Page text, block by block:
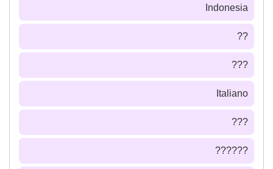
Indonesia
??
???
Italiano
???
??????